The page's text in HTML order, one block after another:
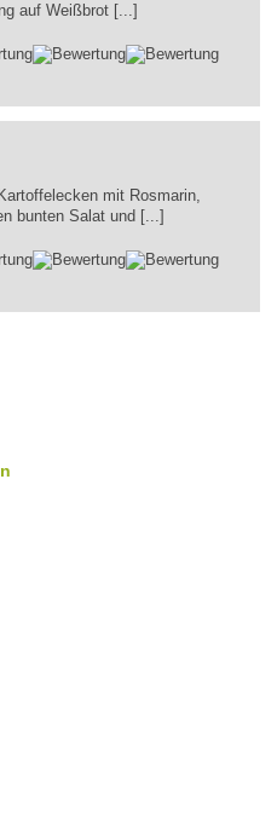
auf Weißbrot [...]
mit Rosmarin,
bunten Salat und [...]